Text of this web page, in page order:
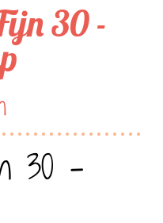
30 -
30 -